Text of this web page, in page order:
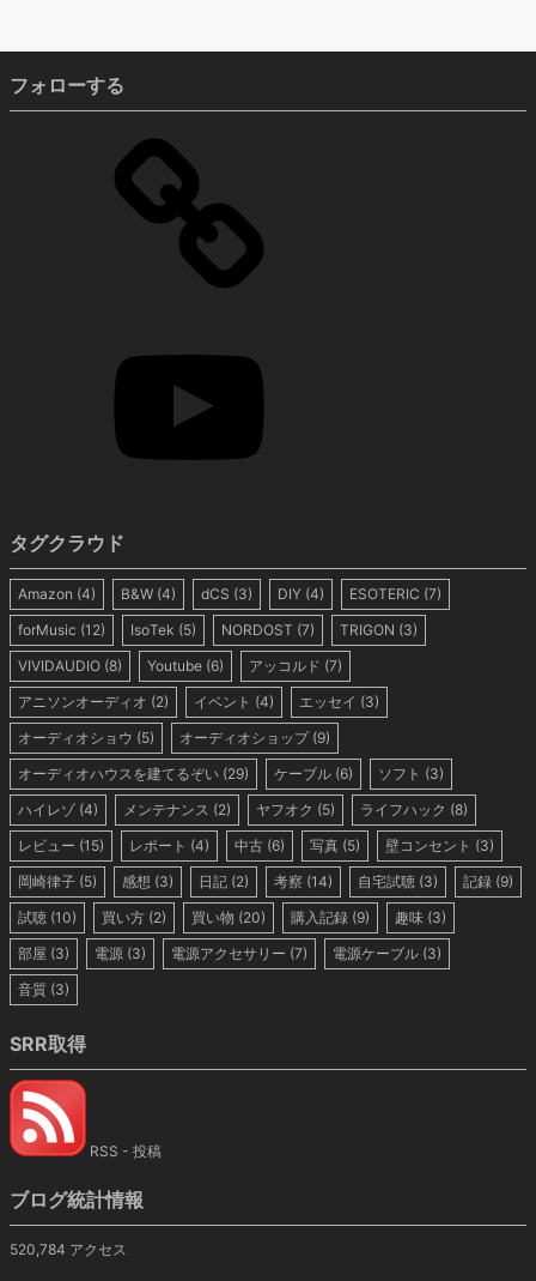
フォローする
タグクラウド
Amazon (4) B&W (4) dCS (3) DIY (4) ESOTERIC (7)
forMusic (12) IsoTek (5) NORDOST (7) TRIGON (3)
VIVIDAUDIO (8) Youtube (6) アッコルド (7)
アニソンオーディオ (2) イベント (4) エッセイ (3)
オーディオショウ (5) オーディオショップ(9)
オーディオハウスを建てるぞい (29) ケーブル (6) ソフト (3)
ハイレゾ (4) メンテナンス (2) ヤフオク (5) ライフハック (8)
レビュー (15) レポート (4) 中古 (6) 写真 (5) 壁コンセント (3)
岡崎律子 (5) 感想 (3) 日記 (2) 考察 (14) 自宅試聴 (3) 記録 (9)
試聴 (10) 買い方 (2) 買い物 (20) 購入記録 (9) 趣味 (3)
部屋 (3) 電源 (3) 電源アクセサリー (7) 電源ケーブル (3)
音質 (3)
SRR取得
RSS - 投稿
ブログ統計情報
520,784 アクセス